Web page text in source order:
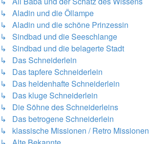
↳ Aladin und die Öllampe
↳ Aladin und die schöne Prinzessin
↳ Sindbad und die Seeschlange
↳ Sindbad und die belagerte Stadt
↳ Das Schneiderlein
↳ Das tapfere Schneiderlein
↳ Das heldenhafte Schneiderlein
↳ Das kluge Schneiderlein
↳ Die Söhne des Schneiderleins
↳ Das betrogene Schneiderlein
↳ klassische Missionen / Retro Missionen